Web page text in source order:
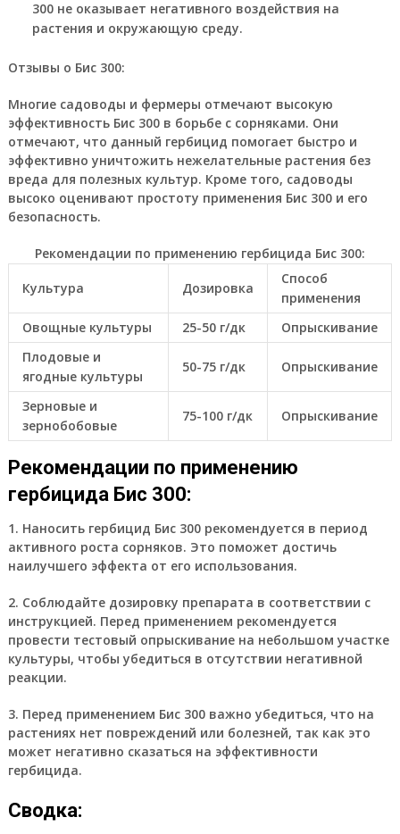
300 не оказывает негативного воздействия на
растения и окружающую среду.
Отзывы о Бис 300:
Многие садоводы и фермеры отмечают высокую
эффективность Бис 300 в борьбе с сорняками. Они
отмечают, что данный гербицид помогает быстро и
эффективно уничтожить нежелательные растения без
вреда для полезных культур. Кроме того, садоводы
высоко оценивают простоту применения Бис 300 и его
безопасность.
Рекомендации по применению гербицида Бис 300:
Культура Дозировка
Способ
применения
Овощные культуры
25-50 г/дк
Опрыскивание
Плодовые и
ягодные культуры
50-75 г/дк Опрыскивание
Зерновые и
зернобобовые
75-100 г/дк Опрыскивание
Рекомендации по применению
гербицида Бис 300:
1. Наносить гербицид Бис 300 рекомендуется в период
активного роста сорняков. Это поможет достичь
наилучшего эффекта от его использования.
2. Соблюдайте дозировку препарата в соответствии с
инструкцией. Перед применением рекомендуется
провести тестовый опрыскивание на небольшом участке
культуры, чтобы убедиться в отсутствии негативной
реакции.
3. Перед применением Бис 300 важно убедиться, что на
растениях нет повреждений или болезней, так как это
может негативно сказаться на эффективности
гербицида.
Сводка: